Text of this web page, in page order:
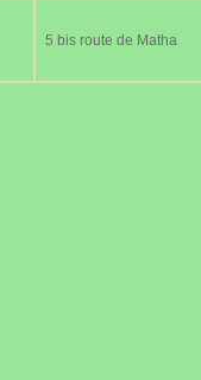
5 bis route de Matha